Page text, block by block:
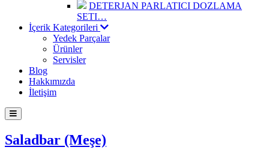
DETERJAN PARLATICI DOZLAMA
SETI…
İçerik Kategorileri
Yedek Parçalar
Ürünler
Servisler
Blog
Hakkımızda
İletişim
Saladbar (Meşe)